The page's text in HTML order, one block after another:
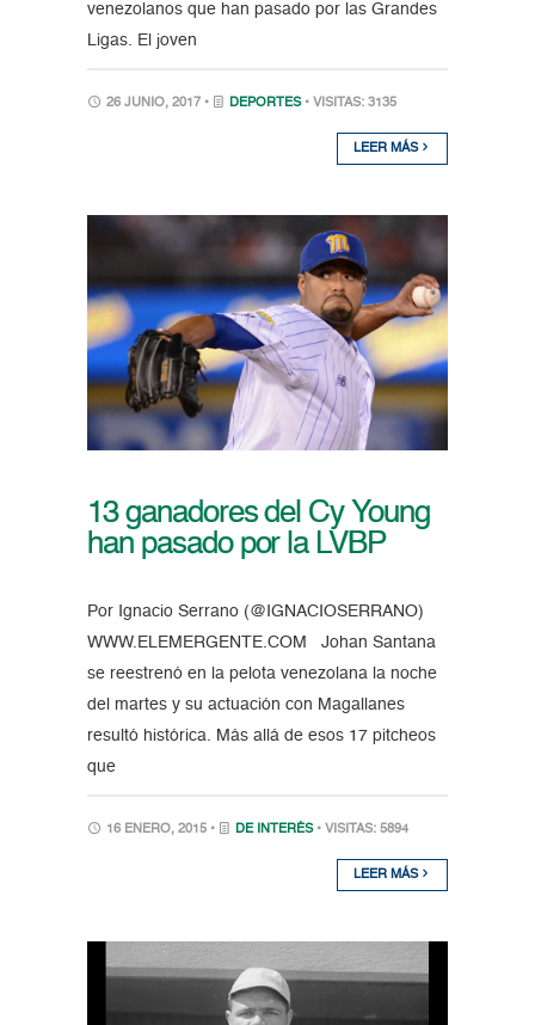
venezolanos que han pasado por las Grandes
Ligas. El joven
26 JUNIO, 2017 • DEPORTES • VISITAS: 3135
LEER MÁS
13 ganadores del Cy Young
han pasado por la LVBP
Por Ignacio Serrano (@IGNACIOSERRANO)
WWW.ELEMERGENTE.COM Johan Santana
se reestrenó en la pelota venezolana la noche
del martes y su actuación con Magallanes
resultó histórica. Más allá de esos 17 pitcheos
que
16 ENERO, 2015 • DE INTERÉS • VISITAS: 5894
LEER MÁS